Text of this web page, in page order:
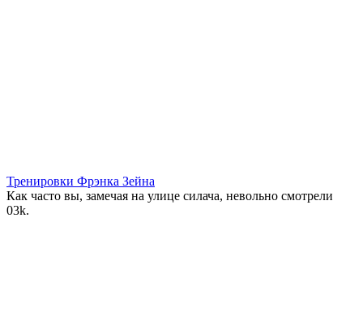
Тренировки Фрэнка Зейна
Как часто вы, замечая на улице силача, невольно смотрели
03k.